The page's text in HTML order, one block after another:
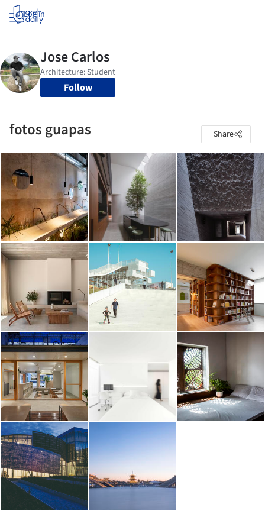
Log in
Follow
fotos guapas Share